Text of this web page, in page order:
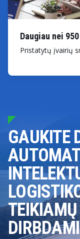
Daugiau nei
Pristatytų įvairių
GAUKITE